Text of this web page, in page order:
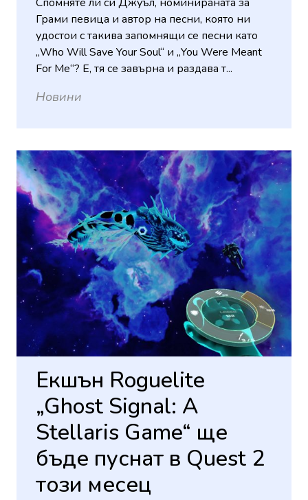
Грами певица и автор на песни, която ни
удостои с такива запомнящи се песни като
„Who Will Save Your Soul“ и „You Were Meant
For Me“? Е, тя се завърна и раздава т...
Новини
Екшън Roguelite
„Ghost Signal: A
Stellaris Game“ ще
бъде пуснат в Quest 2
този месец